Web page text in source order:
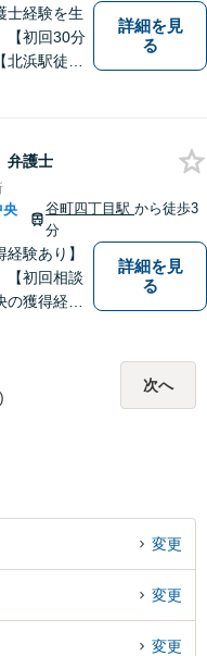
士経験を生
【初回30分
浜駅徒歩2
詳細を見
る
弁護士
央
谷町四丁目駅から徒歩3
分
経験あり】
【初回相談
獲得経験
せくださ
の助けにな
詳細を見
る
次へ
変更
変更
変更